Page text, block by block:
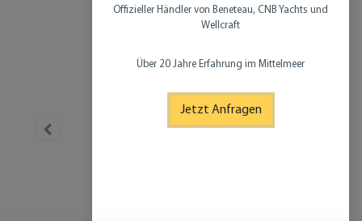
Offizieller Händler von Beneteau, CNB Yachts und
Wellcraft​
Über 20 Jahre Erfahrung im Mittelmeer
Jetzt Anfragen​